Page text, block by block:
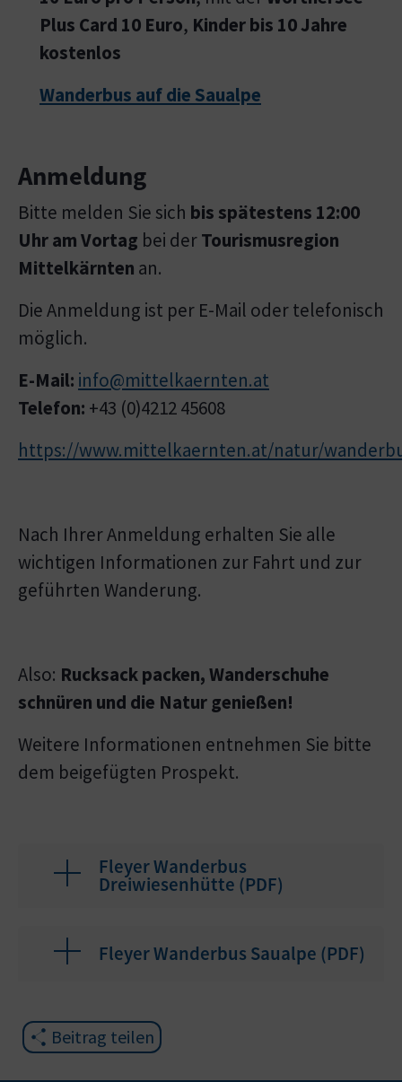
Plus Card 10 Euro, Kinder bis 10 Jahre
kostenlos
Wanderbus auf die Saualpe
Anmeldung
Bitte melden Sie sich bis spätestens 12:00
Uhr am Vortag bei derTourismusregion
Mittelkärnten an.
Die Anmeldung ist per E-Mail oder telefonisch
möglich.
E-Mail: info@mittelkaernten.at
Telefon: +43 (0)4212 45608
https://www.mittelkaernten.at/natur/
Nach Ihrer Anmeldung erhalten Sie alle
wichtigen Informationen zur Fahrt und zur
geführten Wanderung.
Also: Rucksack packen, Wanderschuhe
schnüren und die Natur genießen!
Weitere Informationen entnehmen Sie bitte
dem beigefügten Prospekt.
Fleyer Wanderbus
Dreiwiesenhütte (PDF)
Fleyer Wanderbus Saualpe (PDF)
Beitrag teilen